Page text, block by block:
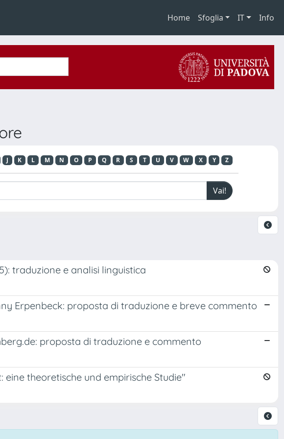
Home Sfoglia IT Info
J K L M N O P Q R S T U V W X Y Z
traduzione e analisi linguistica
Erpenbeck: proposta di traduzione e breve commento
proposta di traduzione e commento
theoretische und empirische Studie"